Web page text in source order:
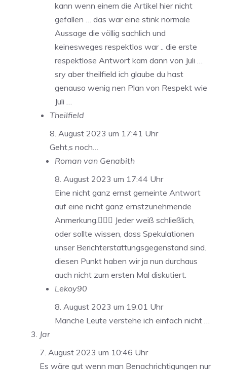
kann wenn einem die Artikel hier nicht
gefallen … das war eine stink normale
Aussage die völlig sachlich und
keinesweges respektlos war .. die erste
respektlose Antwort kam dann von Juli …
sry aber theilfield ich glaube du hast
genauso wenig nen Plan von Respekt wie
Juli …
Theilfield
8. August 2023 um 17:41 Uhr
Geht,s noch…
Roman van Genabith
8. August 2023 um 17:44 Uhr
Eine nicht ganz ernst gemeinte Antwort
auf eine nicht ganz ernstzunehmende
Anmerkung.🤷🏻‍♂️ Jeder weiß schließlich,
oder sollte wissen, dass Spekulationen
unser Berichterstattungsgegenstand sind.
diesen Punkt haben wir ja nun durchaus
auch nicht zum ersten Mal diskutiert.
Lekoy90
8. August 2023 um 19:01 Uhr
Manche Leute verstehe ich einfach nicht …
Jar
7. August 2023 um 10:46 Uhr
Es wäre gut wenn man Benachrichtigungen nur